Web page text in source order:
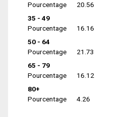
Pourcentage
20.56
35 - 49
Pourcentage
16.16
50 - 64
Pourcentage
21.73
65 - 79
Pourcentage
16.12
80+
Pourcentage
4.26